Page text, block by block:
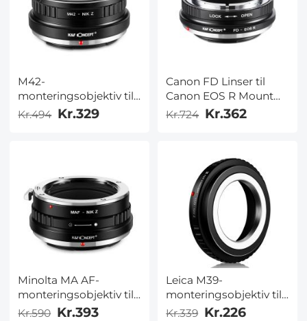
M42-
monteringsobjektiv til
Nikon Z6 Z7-kamera
Kr.494 Kr.329
Canon FD Linser til
Canon EOS R Mount
Kamera Adapter
Kr.724 Kr.362
Minolta MA AF-
monteringsobjektiv til
Nikon Z6 Z7-kamera
Kr.590 Kr.393
Leica M39-
monteringsobjektiv til
Nikon Z6 Z7-kamera
Kr.339 Kr.226